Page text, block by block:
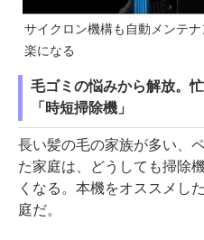
サイクロン機構も自動メンテ
楽になる
毛ゴミの悩みから解放。
「時短掃除機」
長い髪の毛の家族が多い、
た家庭は、どうしても掃除
くなる。本機をオススメし
庭だ。